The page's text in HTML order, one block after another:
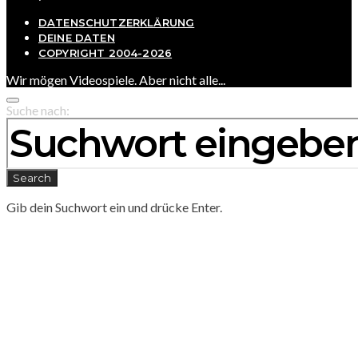
DATENSCHUTZERKLÄRUNG
DEINE DATEN
COPYRIGHT 2004-2026
Wir mögen Videospiele. Aber nicht alle...
Suche nach:
Search
Gib dein Suchwort ein und drücke Enter.